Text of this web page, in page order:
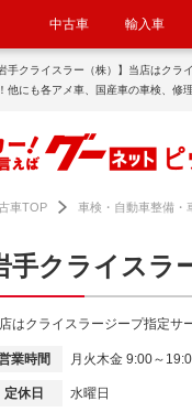
中古車 輸入車
岩手クライスラー（株）】当店はクラ
他にも各アメ車、国産車の車検、修
車TOP 車検・自動車整備・
手クライスラ
はクライスラージープ指定サ
業時間 月火木金 9:00～
定休日 水曜日